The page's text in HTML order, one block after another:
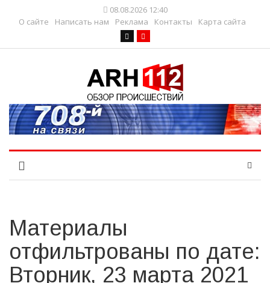
08.08.2026 12:40
О сайте
Написать нам Реклама Контакты Карта сайта
Материалы
отфильтрованы по дате:
Вторник, 23 марта 2021